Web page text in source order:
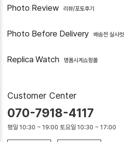
Photo Review 리뷰/포토후기
Photo Before Delivery 배송전 실사컷
Replica Watch 명품시계쇼핑몰
Customer Center
070-7918-4117
평일 10:30 ~ 19:00 토요일 10:30 ~ 17:00